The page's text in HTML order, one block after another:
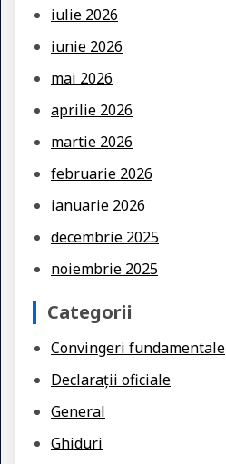
iulie 2026
iunie 2026
mai 2026
aprilie 2026
martie 2026
februarie 2026
ianuarie 2026
decembrie 2025
noiembrie 2025
Categorii
Convingeri fundamentale
Declarații oficiale
General
Ghiduri